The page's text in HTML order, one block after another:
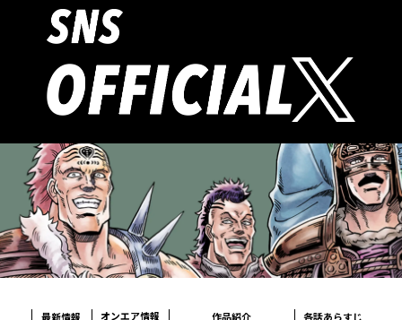
最新情報 オンエア情報 作品紹介 各話あらすじ